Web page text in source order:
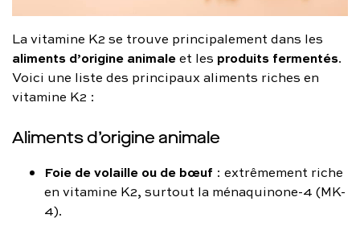
La vitamine K2 se trouve principalement dans les
aliments d’origine animaleet les produits fermentés.
Voici une liste des principaux aliments riches en
vitamine K2 :
Aliments d’origine animale
Foie de volaille ou de bœuf : extrêmement riche
en vitamine K2, surtout la ménaquinone-4 (MK-
4).